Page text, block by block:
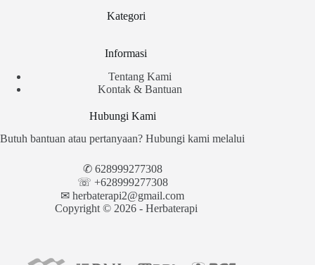
Kategori
Informasi
Tentang Kami
Kontak & Bantuan
Hubungi Kami
Butuh bantuan atau pertanyaan? Hubungi kami melalui
✆ 628999277308
☏ +628999277308
✉︎ herbaterapi2@gmail.com
Copyright © 2026 - Herbaterapi